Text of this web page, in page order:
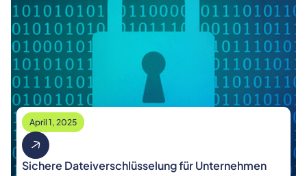
April 1, 2025
Sichere Dateiverschlüsselung für Unternehmen